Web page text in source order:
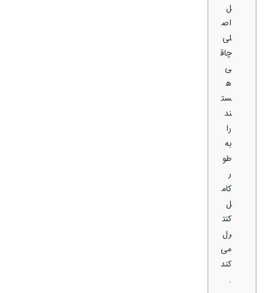
ل
اص
لی
چاق
ی
ه
ست
ند
را
به
طو
ر
کام
ل
کنت
رل
می‌
کند
.